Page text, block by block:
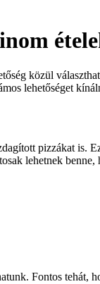
közül
lehetőséget
pizzákat is.
lehetnek benne,
Fontos